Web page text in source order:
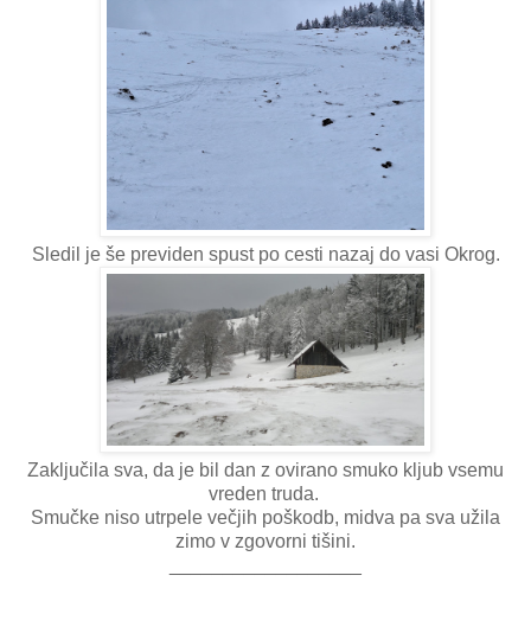
Sledil je še previden spust po cesti nazaj do vasi Okrog.
Zaključila sva, da je bil dan z ovirano smuko kljub vsemu
vreden truda.
Smučke niso utrpele večjih poškodb, midva pa sva užila
zimo v zgovorni tišini.